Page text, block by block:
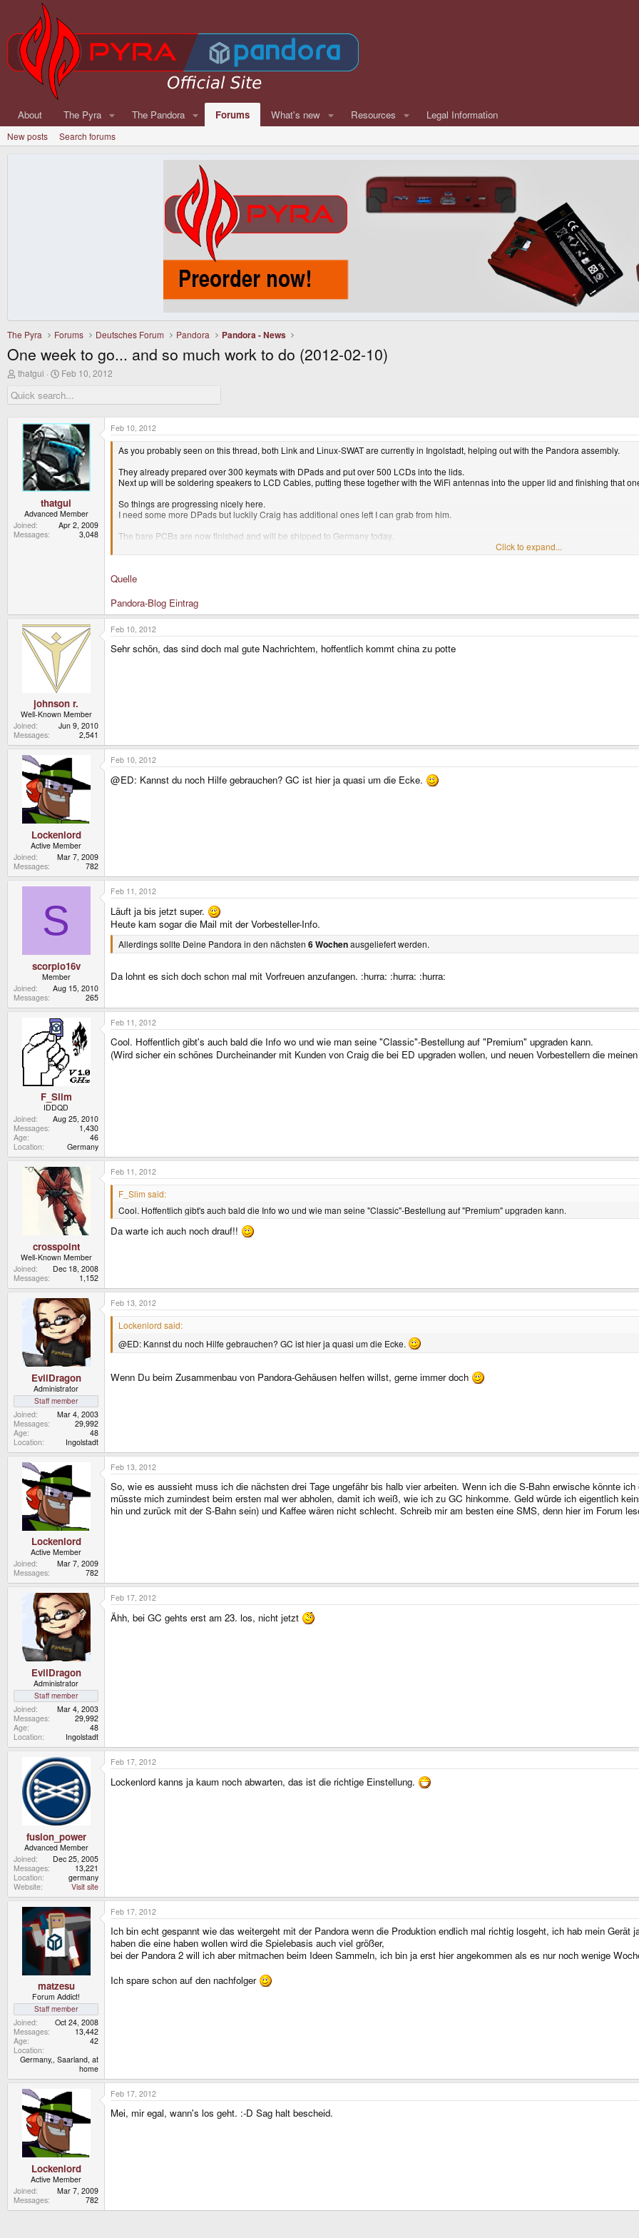
About The Pyra The Pandora Forums What's new Resources Legal Information
New posts Search forums
The Pyra Forums Deutsches Forum Pandora Pandora - News
One week to go... and so much work to do (2012-02-10)
T
r
e
thatgui
S
a
r
d
a
t
e
Feb 10, 2012
thatgui
Advanced Member
Joined
Apr 2, 2009
Messages
3,048
Feb 10, 2012
As you probably seen on this thread, both Link and Linux-SWAT are currently in Ingolstadt, helping out with the Pandora assembly.
They already prepared over 300 keymats with DPads and put over 500 LCDs into the lids.
Next up will be soldering speakers to LCD Cables, putting these together with the WiFi antennas into the upper lid and finishing that
So things are progressing nicely here.
I need some more DPads but luckily Craig has additional ones left I can grab from him.
The bare PCBs are now finished and will be shipped to Germany today.
Please give us some time here. I'm planning to start shipping the units out around February 22nd.
I hope I can keep up with building units once these two are gone again (Feb 21st), but in worst case, I can hire some staff to help out.
This will only be an issue with the first 1000. After that, GC will assemble the units, so all I need to do is ship them (which will still be a
All the parts for the next 1000 units have also already been ordered, so once we start, there shouldn't be a stop.
I'm a bit nervous though about the next cases and LCD Cables. They have been ordered a while ago, but they are coming from China.
We won't run out of cases and cables before the first 1300 units are shipped, but that means that we need them here in 6 weeks.
Next week, it's Pandora Rebirth time... interesting times, eh?
Click to expand...
Quelle
Pandora-Blog Eintrag
johnson r.
Well-Known Member
Joined
Jun 9, 2010
Messages
2,541
Feb 10, 2012
Sehr schön, das sind doch mal gute Nachrichtem, hoffentlich kommt china zu potte
Lockenlord
Active Member
Joined
Mar 7, 2009
Messages
782
Feb 10, 2012
@ED: Kannst du noch Hilfe gebrauchen? GC ist hier ja quasi um die Ecke.
S
scorpio16v
Member
Joined
Aug 15, 2010
Messages
265
Feb 11, 2012
Läuft ja bis jetzt super.
Heute kam sogar die Mail mit der Vorbesteller-Info.
Allerdings sollte Deine Pandora in den nächsten 6 Wochenausgeliefert werden.
Da lohnt es sich doch schon mal mit Vorfreuen anzufangen. :hurra: :hurra: :hurra:
F_Slim
IDDQD
Joined
Aug 25, 2010
Messages
1,430
Age
46
Location
Germany
Feb 11, 2012
Cool. Hoffentlich gibt's auch bald die Info wo und wie man seine "Classic"-Bestellung auf "Premium" upgraden kann.
(Wird sicher ein schönes Durcheinander mit Kunden von Craig die bei ED upgraden wollen, und neuen Vorbestellern die
crosspoint
Well-Known Member
Joined
Dec 18, 2008
Messages
1,152
Feb 11, 2012
F_Slim said:
Cool. Hoffentlich gibt's auch bald die Info wo und wie man seine "Classic"-Bestellung auf "Premium" upgraden kann.
Da warte ich auch noch drauf!!
EvilDragon
Administrator
Staff member
Joined
Mar 4, 2003
Messages
29,992
Age
48
Location
Ingolstadt
Feb 13, 2012
Lockenlord said:
@ED: Kannst du noch Hilfe gebrauchen? GC ist hier ja quasi um die Ecke.
Wenn Du beim Zusammenbau von Pandora-Gehäusen helfen willst, gerne immer doch
Lockenlord
Active Member
Joined
Mar 7, 2009
Messages
782
Feb 13, 2012
So, wie es aussieht muss ich die nächsten drei Tage ungefähr bis halb vier arbeiten. Wenn ich die S-Bahn erwische könnte
müsste mich zumindest beim ersten mal wer abholen, damit ich weiß, wie ich zu GC hinkomme. Geld würde ich eigentlich
hin und zurück mit der S-Bahn sein) und Kaffee wären nicht schlecht. Schreib mir am besten eine SMS, denn hier im Forum
EvilDragon
Administrator
Staff member
Joined
Mar 4, 2003
Messages
29,992
Age
48
Location
Ingolstadt
Feb 17, 2012
Ähh, bei GC gehts erst am 23. los, nicht jetzt
fusion_power
Advanced Member
Joined
Dec 25, 2005
Messages
13,221
Location
germany
Website
Visit site
Feb 17, 2012
Lockenlord kanns ja kaum noch abwarten, das ist die richtige Einstellung.
matzesu
Forum Addict!
Staff member
Joined
Oct 24, 2008
Messages
13,442
Age
42
Location
Germany,, Saarland, at
home
Feb 17, 2012
Ich bin echt gespannt wie das weitergeht mit der Pandora wenn die Produktion endlich mal richtig losgeht, ich hab mein
haben die eine haben wollen wird die Spielebasis auch viel größer,
bei der Pandora 2 will ich aber mitmachen beim Ideen Sammeln, ich bin ja erst hier angekommen als es nur noch wenige
Ich spare schon auf den nachfolger
Lockenlord
Active Member
Joined
Mar 7, 2009
Messages
782
Feb 17, 2012
Mei, mir egal, wann's los geht. :-D Sag halt bescheid.